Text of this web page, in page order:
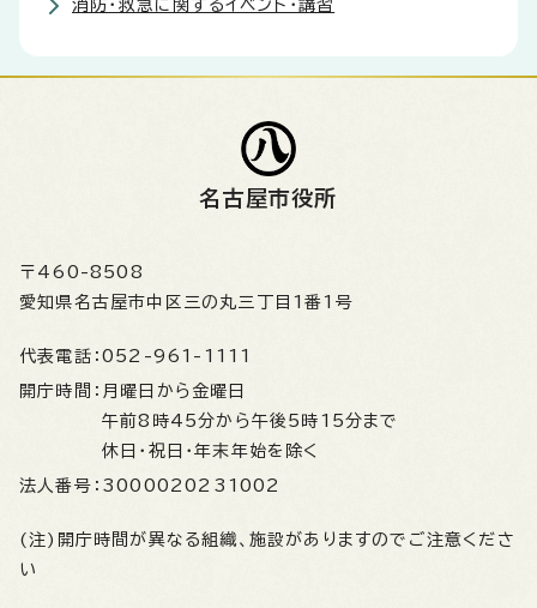
消防・救急に関するイベント・講習
名古屋市役所
〒460-8508
愛知県名古屋市中区三の丸三丁目1番1号
代表電話： 052-961-1111
開庁時間： 月曜日から金曜日
午前8時45分から午後5時15分まで
休日・祝日・年末年始を除く
法人番号： 3000020231002
(注)開庁時間が異なる組織、施設がありますのでご注意くださ
い